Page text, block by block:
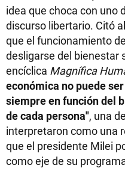
idea que choca con uno
discurso libertario. Citó
que el funcionamiento
desligarse del bienestar
encíclica Magnífica
económica no puede
siempre en función del
de cada persona", una
interpretaron como una
que el presidente Milei
como eje de su